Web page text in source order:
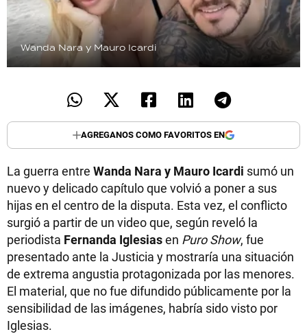
Wanda Nara y Mauro Icardi
AGREGANOS COMO FAVORITOS EN
La guerra entre Wanda Nara y Mauro Icardi sumó un
nuevo y delicado capítulo que volvió a poner a sus
hijas en el centro de la disputa. Esta vez, el conflicto
surgió a partir de un video que, según reveló la
periodista Fernanda Iglesiasen Puro Show, fue
presentado ante la Justicia y mostraría una situación
de extrema angustia protagonizada por las menores.
El material, que no fue difundido públicamente por la
sensibilidad de las imágenes, habría sido visto por
Iglesias.